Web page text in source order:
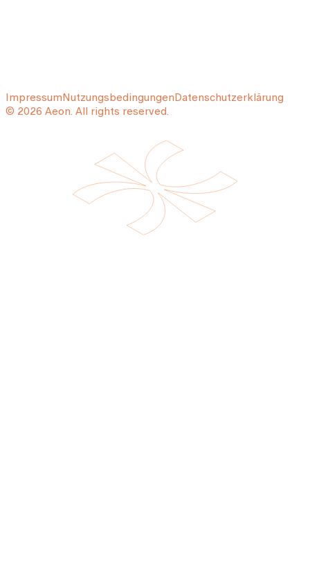
ImpressumNutzungsbedingungenDatenschutzerklärung
© 2026 Aeon. All rights reserved.